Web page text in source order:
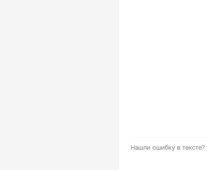
Нашли ошибку в тексте?